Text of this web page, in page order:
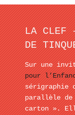
LA CLEF
DE
Sur une
pour
sérigraphie
parallèle de
carton ».